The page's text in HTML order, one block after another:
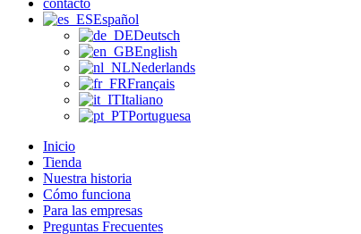
contacto
Español
Deutsch
English
Nederlands
Français
Italiano
Portuguesa
Inicio
Tienda
Nuestra historia
Cómo funciona
Para las empresas
Preguntas Frecuentes